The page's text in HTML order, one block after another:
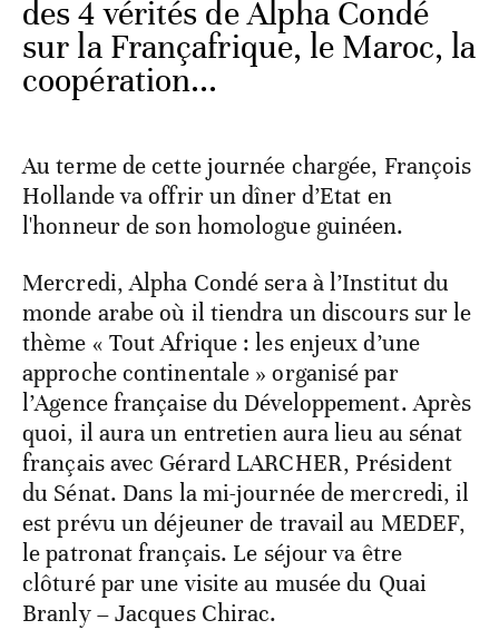
des 4 vérités de Alpha Condé
sur la Françafrique, le Maroc, la
coopération...
Au terme de cette journée chargée, François
Hollande va offrir un dîner d’Etat en
l'honneur de son homologue guinéen.
Mercredi, Alpha Condé sera à l’Institut du
monde arabe où il tiendra un discours sur le
thème « Tout Afrique : les enjeux d’une
approche continentale » organisé par
l’Agence française du Développement. Après
quoi, il aura un entretien aura lieu au sénat
français avec Gérard LARCHER, Président
du Sénat. Dans la mi-journée de mercredi, il
est prévu un déjeuner de travail au MEDEF,
le patronat français. Le séjour va être
clôturé par une visite au musée du Quai
Branly – Jacques Chirac.